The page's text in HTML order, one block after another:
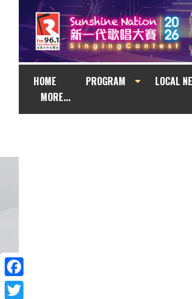
HOME PROGRAM LOCAL
MORE...
Facebook